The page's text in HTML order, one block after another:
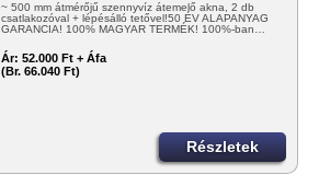
~ 500 mm átmérőjű szennyvíz átemelő akna, 2 db
csatlakozóval + lépésálló tetővel!50 ÉV ALAPANYAG
GARANCIA! 100% MAGYAR TERMÉK! 100%-ban…
Ár: 52.000 Ft + Áfa
(Br. 66.040 Ft)
Részletek